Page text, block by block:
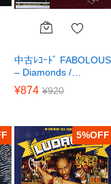
中古ﾚｺｰﾄﾞ FABOLOUS
– Diamonds /…
¥874 ¥920
5%